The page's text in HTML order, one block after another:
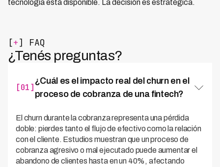
tecnología está disponible. La decisión es estratégica.
[+] FAQ
¿Tenés preguntas?
[01]
¿Cuál es el impacto real del churn en el
proceso de cobranza de una fintech?
El churn durante la cobranza representa una pérdida
doble: pierdes tanto el flujo de efectivo como la relación
con el cliente. Estudios muestran que un proceso de
cobranza agresivo o mal ejecutado puede aumentar el
abandono de clientes hasta en un 40%, afectando